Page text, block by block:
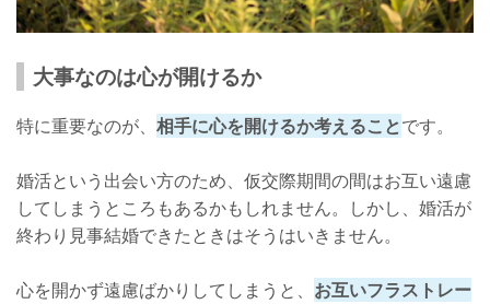
大事なのは心が開けるか
特に重要なのが、 相手に心を開けるか考えることです。
婚活という出会い方のため、仮交際期間の間はお互い遠慮
してしまうところもあるかもしれません。しかし、婚活が
終わり見事結婚できたときはそうはいきません。
心を開かず遠慮ばかりしてしまうと、 お互いフラストレー